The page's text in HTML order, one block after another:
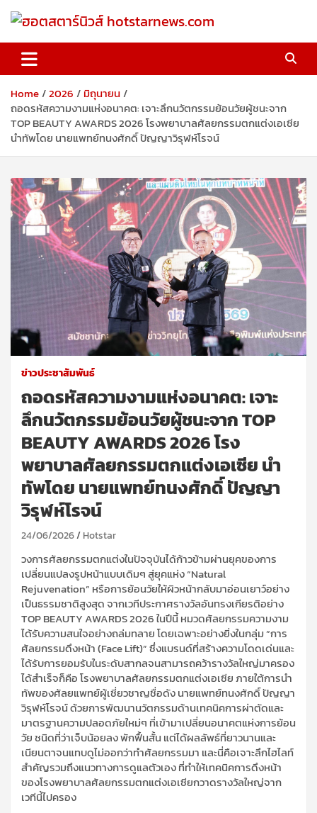
ฮอตสตาร์นิวส์ hotstarnews.com
Home 2026
มิถุนายน
ถอดรหัสความงามแห่งอนาคต: เจาะลึกนวัตกรรมย้อนวัยผู้ชนะจาก
TOP BEAUTY AWARDS 2026 โรงพยาบาลศัลยกรรมตกแต่งเอเซีย
นำทัพโดย นายแพทย์ทนงศักดิ์ ปัญญาวิรุฬห์โรจน์ ​
ข่าวประชาสัมพันธ์
ถอดรหัสความงามแห่งอนาคต: เจาะ
ลึกนวัตกรรมย้อนวัยผู้ชนะจาก TOP
BEAUTY AWARDS 2026 โรง
พยาบาลศัลยกรรมตกแต่งเอเซีย นำ
ทัพโดย นายแพทย์ทนงศักดิ์ ปัญญา
วิรุฬห์โรจน์ ​
24/06/2026 Hotstar
วงการศัลยกรรมตกแต่งในปัจจุบันได้ก้าวข้ามผ่านยุคของการ
เปลี่ยนแปลงรูปหน้าแบบเดิมๆ สู่ยุคแห่ง “Natural
Rejuvenation” หรือการย้อนวัยให้ผิวหน้ากลับมาอ่อนเยาว์อย่าง
เป็นธรรมชาติสูงสุด จากเวทีประกาศรางวัลอันทรงเกียรติอย่าง
TOP BEAUTY AWARDS 2026 ในปีนี้ หมวดศัลยกรรมความงาม
ได้รับความสนใจอย่างถล่มทลาย โดยเฉพาะอย่างยิ่งในกลุ่ม “การ
ศัลยกรรมดึงหน้า (Face Lift)” ซึ่งแบรนด์ที่สร้างความโดดเด่นและ
ได้รับการยอมรับในระดับสากลจนสามารถคว้ารางวัลใหญ่มาครอง
ได้สำเร็จก็คือ โรงพยาบาลศัลยกรรมตกแต่งเอเซีย ภายใต้การนำ
ทัพของศัลยแพทย์ผู้เชี่ยวชาญชื่อดัง นายแพทย์ทนงศักดิ์ ปัญญา
วิรุฬห์โรจน์ ด้วยการพัฒนานวัตกรรมด้านเทคนิคการผ่าตัดและ
มาตรฐานความปลอดภัยใหม่ๆ ที่เข้ามาเปลี่ยนอนาคตแห่งการย้อน
วัย ชนิดที่ว่าเจ็บน้อยลง พักฟื้นสั้น แต่ได้ผลลัพธ์ที่ยาวนานและ
เนียนตาจนแทบดูไม่ออกว่าทำศัลยกรรมมา และนี่คือเจาะลึกไฮไลท์
สำคัญรวมถึงแนวทางการดูแลตัวเอง ที่ทำให้เทคนิคการดึงหน้า
ของโรงพยาบาลศัลยกรรมตกแต่งเอเซียกวาดรางวัลใหญ่จาก
เวทีนี้ไปครอง